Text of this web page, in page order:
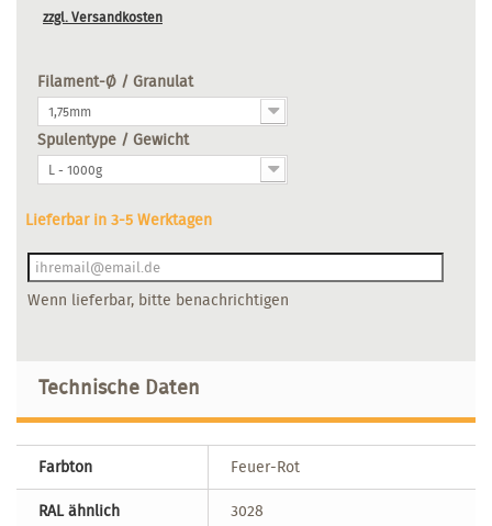
zzgl. Versandkosten
Filament-Ø / Granulat
1,75mm
Spulentype / Gewicht
L - 1000g
Lieferbar in 3-5 Werktagen
Wenn lieferbar, bitte benachrichtigen
Technische Daten
Farbton
Feuer-Rot
RAL ähnlich
3028